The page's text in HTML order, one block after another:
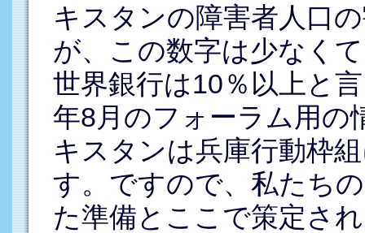
キスタンの障害者人口
が、この数字は少なく
世界銀行は10％以上と
年8月のフォーラム用の
キスタンは兵庫行動枠
す。ですので、私たち
た準備とここで策定さ